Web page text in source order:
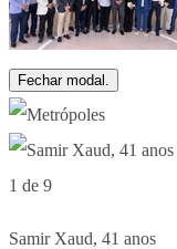
Fechar modal.
1 de 9
Samir Xaud, 41 anos